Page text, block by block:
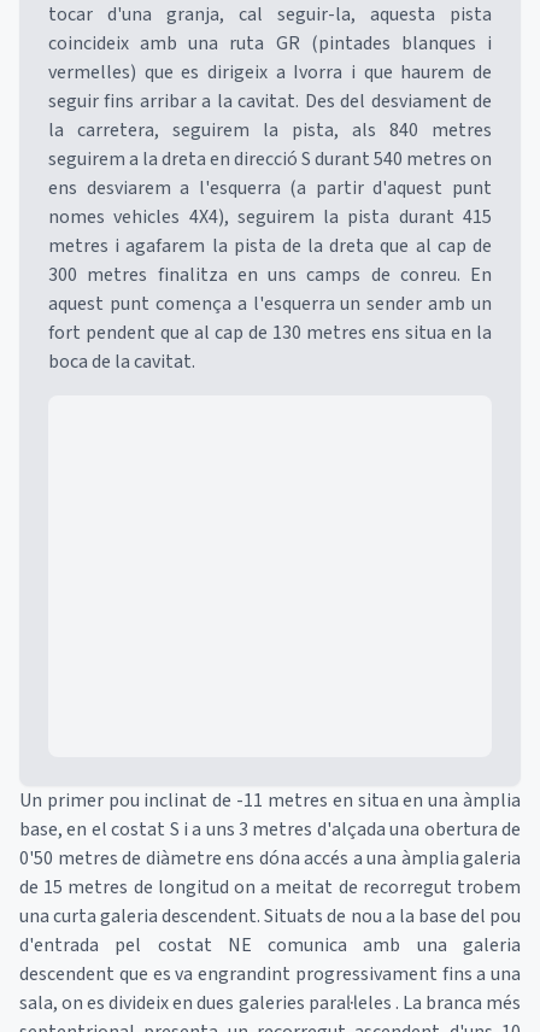
tocar d'una granja, cal seguir-la, aquesta pista
coincideix amb una ruta GR (pintades blanques i
vermelles) que es dirigeix a Ivorra i que haurem de
seguir fins arribar a la cavitat. Des del desviament de
la carretera, seguirem la pista, als 840 metres
seguirem a la dreta en direcció S durant 540 metres on
ens desviarem a l'esquerra (a partir d'aquest punt
nomes vehicles 4X4), seguirem la pista durant 415
metres i agafarem la pista de la dreta que al cap de
300 metres finalitza en uns camps de conreu. En
aquest punt comença a l'esquerra un sender amb un
fort pendent que al cap de 130 metres ens situa en la
boca de la cavitat.
Un primer pou inclinat de -11 metres en situa en una àmplia
base, en el costat S i a uns 3 metres d'alçada una obertura de
0'50 metres de diàmetre ens dóna accés a una àmplia galeria
de 15 metres de longitud on a meitat de recorregut trobem
una curta galeria descendent. Situats de nou a la base del pou
d'entrada pel costat NE comunica amb una galeria
descendent que es va engrandint progressivament fins a una
sala, on es divideix en dues galeries paral·leles . La branca més